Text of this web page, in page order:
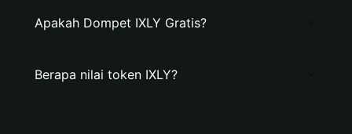
Apakah Dompet IXLY Gratis?
Berapa nilai token IXLY?